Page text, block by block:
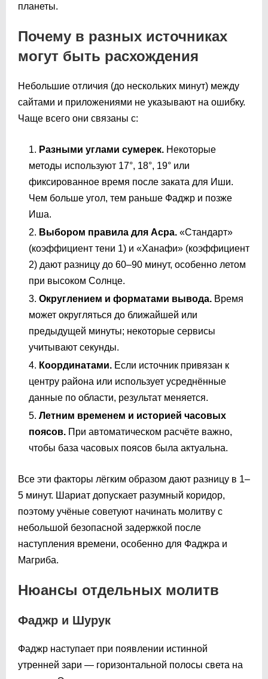
планеты.
Почему в разных источниках
могут быть расхождения
Небольшие отличия (до нескольких минут) между
сайтами и приложениями не указывают на ошибку.
Чаще всего они связаны с:
Разными углами сумерек. Некоторые
методы используют 17°, 18°, 19° или
фиксированное время после заката для Иши.
Чем больше угол, тем раньше Фаджр и позже
Иша.
Выбором правила для Асра. «Стандарт»
(коэффициент тени 1) и «Ханафи» (коэффициент
2) дают разницу до 60–90 минут, особенно летом
при высоком Солнце.
Округлением и форматами вывода. Время
может округляться до ближайшей или
предыдущей минуты; некоторые сервисы
учитывают секунды.
Координатами. Если источник привязан к
центру района или использует усреднённые
данные по области, результат меняется.
Летним временем и историей часовых
поясов. При автоматическом расчёте важно,
чтобы база часовых поясов была актуальна.
Все эти факторы лёгким образом дают разницу в 1–
5 минут. Шариат допускает разумный коридор,
поэтому учёные советуют начинать молитву с
небольшой безопасной задержкой после
наступления времени, особенно для Фаджра и
Магриба.
Нюансы отдельных молитв
Фаджр и Шурук
Фаджр наступает при появлении истинной
утренней зари — горизонтальной полосы света на